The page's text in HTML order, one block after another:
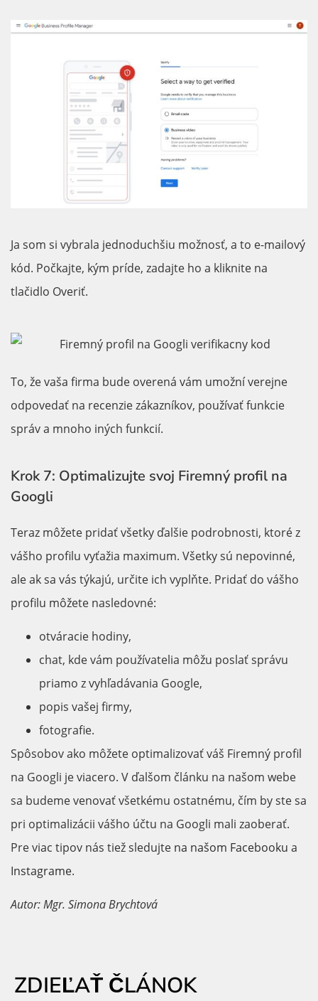
Ja som si vybrala jednoduchšiu možnosť, a to e-mailový
kód. Počkajte, kým príde, zadajte ho a kliknite na
tlačidlo Overiť.
To, že vaša firma bude overená vám umožní verejne
odpovedať na recenzie zákazníkov, používať funkcie
správ a mnoho iných funkcií.
Krok 7: Optimalizujte svoj Firemný profil na
Googli
Teraz môžete pridať všetky ďalšie podrobnosti, ktoré z
vášho profilu vyťažia maximum. Všetky sú nepovinné,
ale ak sa vás týkajú, určite ich vyplňte. Pridať do vášho
profilu môžete nasledovné:
otváracie hodiny,
chat, kde vám používatelia môžu poslať správu
priamo z vyhľadávania Google,
popis vašej firmy,
fotografie.
Spôsobov ako môžete optimalizovať váš Firemný profil
na Googli je viacero. V ďalšom článku na našom webe
sa budeme venovať všetkému ostatnému, čím by ste sa
pri optimalizácii vášho účtu na Googli mali zaoberať.
Pre viac tipov nás tiež sledujte na našom Facebooku a
Instagrame.
Autor: Mgr. Simona Brychtová
ZDIEĽAŤ ČLÁNOK